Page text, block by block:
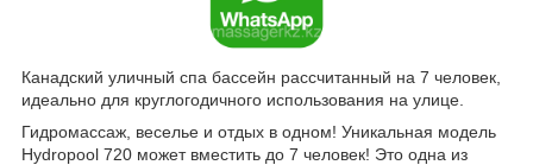
Канадский уличный спа бассейн рассчитанный на 7 человек,
идеально для круглогодичного использования на улице.
Гидромассаж, веселье и отдых в одном! Уникальная модель
Hydropool 720 может вместить до 7 человек! Это одна из